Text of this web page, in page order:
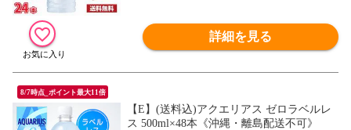
詳細を見る
8/7時点_ポイント最大11倍
【E】(送料込)アクエリアス ゼロラベルレ
ス 500ml×48本《沖縄・離島配送不可》